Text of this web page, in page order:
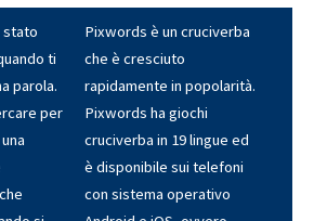
stato
ti
parola.
per
Pixwords è un cruciverba
che è cresciuto
rapidamente in popolarità.
Pixwords ha giochi
cruciverba in 19 lingue ed
è disponibile sui telefoni
con sistema operativo